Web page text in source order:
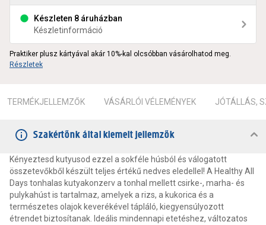
Készleten 8 áruházban
Készletinformáció
Praktiker plusz kártyával akár 10%-kal olcsóbban vásárolhatod meg.
Részletek
TERMÉKJELLEMZŐK VÁSÁRLÓI VÉLEMÉNYEK JÓTÁLLÁS,
Szakértőnk által kiemelt jellemzők
Kényeztesd kutyusod ezzel a sokféle húsból és válogatott
összetevőkből készült teljes értékű nedves eledellel! A Healthy All
Days tonhalas kutyakonzerv a tonhal mellett csirke-, marha- és
pulykahúst is tartalmaz, amelyek a rizs, a kukorica és a
természetes olajok keverékével tápláló, kiegyensúlyozott
étrendet biztosítanak. Ideális mindennapi etetéshez, változatos